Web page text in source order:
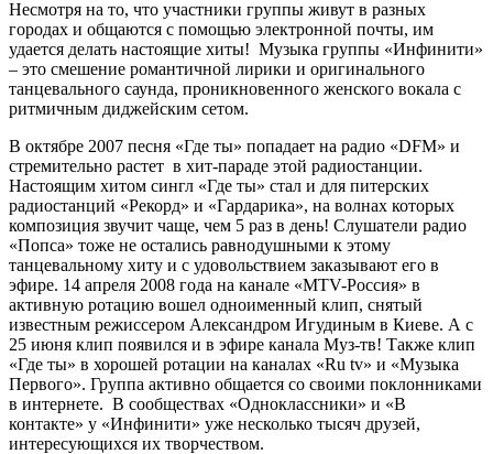
Несмотря на то, что участники группы живут в разных
городах и общаются с помощью электронной почты, им
удается делать настоящие хиты! Музыка группы «Инфинити»
– это смешение романтичной лирики и оригинального
танцевального саунда, проникновенного женского вокала с
ритмичным диджейским сетом.
В октябре 2007 песня «Где ты» попадает на радио «DFM» и
стремительно растет в хит-параде этой радиостанции.
Настоящим хитом сингл «Где ты» стал и для питерских
радиостанций «Рекорд» и «Гардарика», на волнах которых
композиция звучит чаще, чем 5 раз в день! Слушатели радио
«Попса» тоже не остались равнодушными к этому
танцевальному хиту и с удовольствием заказывают его в
эфире. 14 апреля 2008 года на канале «MTV-Россия» в
активную ротацию вошел одноименный клип, снятый
известным режиссером Александром Игудиным в Киеве. А с
25 июня клип появился и в эфире канала Муз-тв! Также клип
«Где ты» в хорошей ротации на каналах «Ru tv» и «Музыка
Первого». Группа активно общается со своими поклонниками
в интернете. В сообществах «Одноклассники» и «В
контакте» у «Инфинити» уже несколько тысяч друзей,
интересующихся их творчеством.